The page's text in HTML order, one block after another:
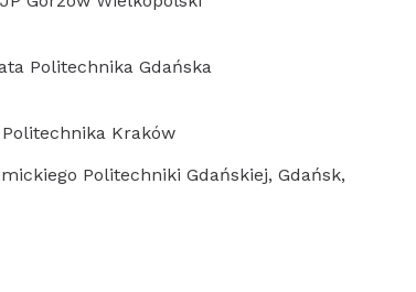
Politechnika Gdańska
Politechnika Kraków
Politechniki Gdańskiej, Gdańsk,